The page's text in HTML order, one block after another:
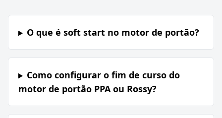
O que é soft start no motor de portão?
Como configurar o fim de curso do
motor de portão PPA ou Rossy?